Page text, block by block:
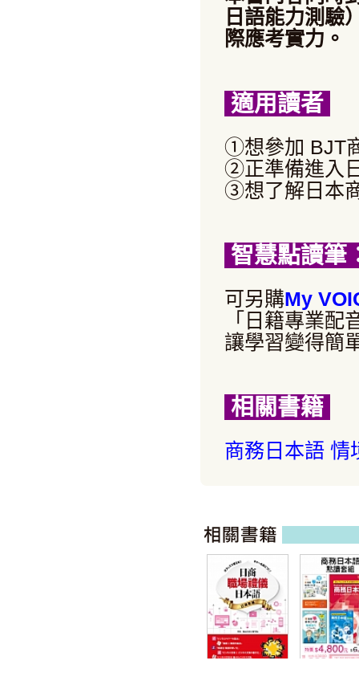
日語能力測驗
際應考實力。
適用讀者
①想參加 BJT
②正準備進入
③想了解日本
智慧點讀筆
可另購My
「日籍專業
讓學習變得簡
相關書籍
商務日本語 情